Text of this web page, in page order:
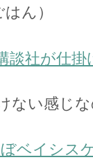
ん）
談社が仕
ない感じ
ベイシス